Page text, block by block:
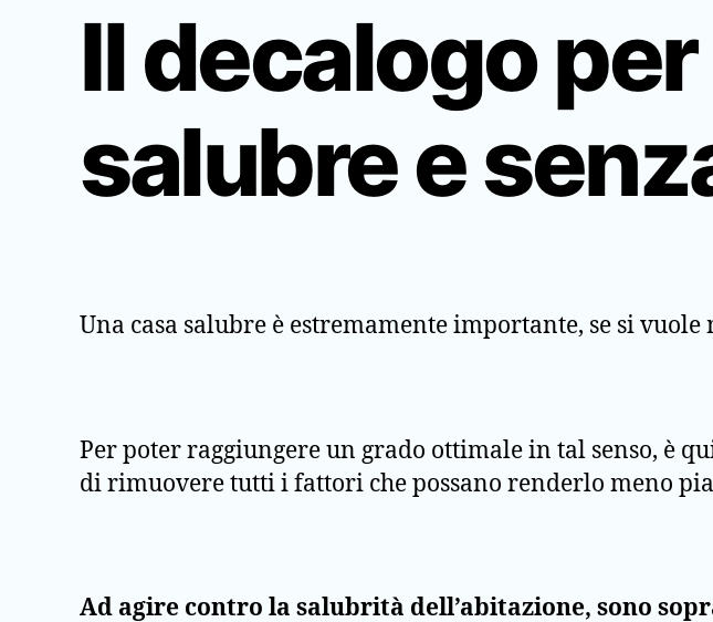
Il decalogo
salubre e
Una casa salubre è estremamente importante, se si
Per poter raggiungere un grado ottimale in tal senso, è
di rimuovere tutti i fattori che possano renderlo meno
Ad agire contro la salubrità dell’abitazione, sono